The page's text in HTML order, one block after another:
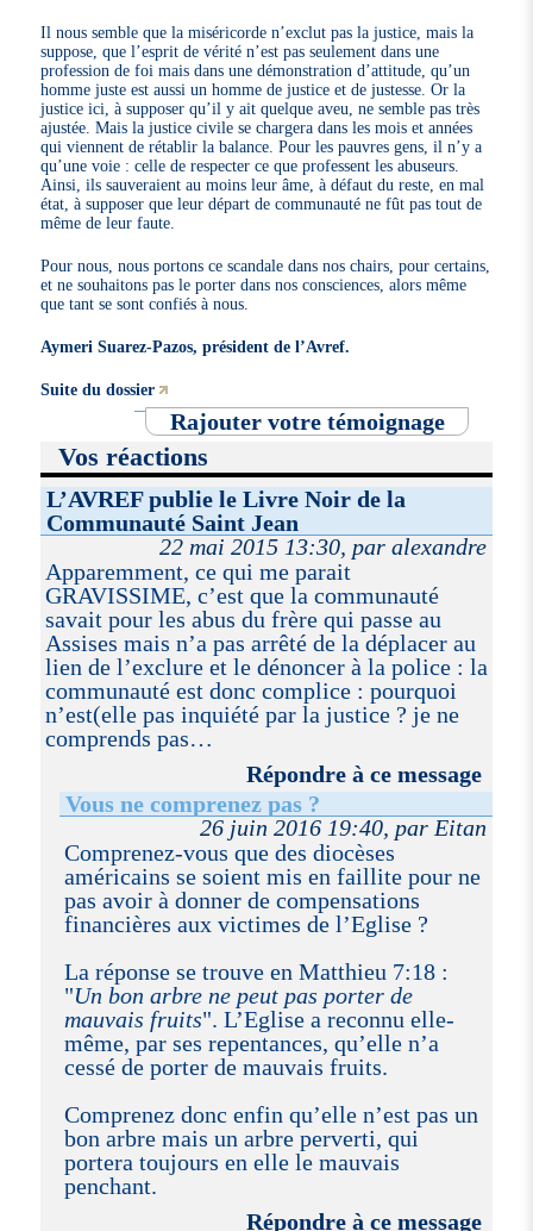
Il nous semble que la miséricorde n’exclut pas la justice, mais la
suppose, que l’esprit de vérité n’est pas seulement dans une
profession de foi mais dans une démonstration d’attitude, qu’un
homme juste est aussi un homme de justice et de justesse. Or la
justice ici, à supposer qu’il y ait quelque aveu, ne semble pas très
ajustée. Mais la justice civile se chargera dans les mois et années
qui viennent de rétablir la balance. Pour les pauvres gens, il n’y a
qu’une voie : celle de respecter ce que professent les abuseurs.
Ainsi, ils sauveraient au moins leur âme, à défaut du reste, en mal
état, à supposer que leur départ de communauté ne fût pas tout de
même de leur faute.
Pour nous, nous portons ce scandale dans nos chairs, pour certains,
et ne souhaitons pas le porter dans nos consciences, alors même
que tant se sont confiés à nous.
Aymeri Suarez-Pazos, président de l’Avref.
Suite du dossier
Rajouter votre témoignage
Vos réactions
L’AVREF publie le Livre Noir de la
Communauté Saint Jean
22 mai 2015 13:30, par alexandre
Apparemment, ce qui me parait
GRAVISSIME, c’est que la communauté
savait pour les abus du frère qui passe au
Assises mais n’a pas arrêté de la déplacer au
lien de l’exclure et le dénoncer à la police : la
communauté est donc complice : pourquoi
n’est(elle pas inquiété par la justice ? je ne
comprends pas…
Répondre à ce message
Vous ne comprenez pas ?
26 juin 2016 19:40, par Eitan
Comprenez-vous que des diocèses
américains se soient mis en faillite pour ne
pas avoir à donner de compensations
financières aux victimes de l’Eglise ?
La réponse se trouve en Matthieu 7:18 :
"Un bon arbre ne peut pas porter de
mauvais fruits". L’Eglise a reconnu elle-
même, par ses repentances, qu’elle n’a
cessé de porter de mauvais fruits.
Comprenez donc enfin qu’elle n’est pas un
bon arbre mais un arbre perverti, qui
portera toujours en elle le mauvais
penchant.
Répondre à ce message